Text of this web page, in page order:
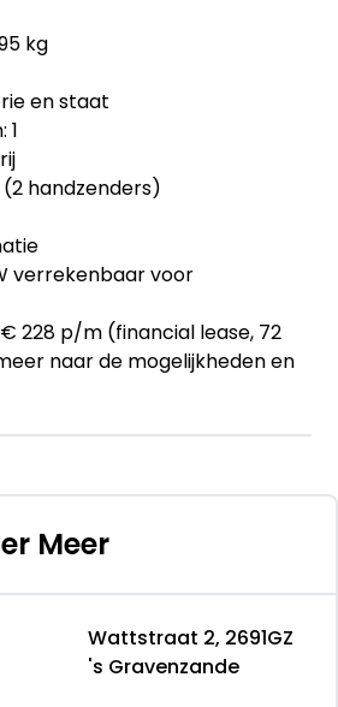
kg
en staat
1
handzenders)
verrekenbaar voor
228 p/m (financial lease, 72
naar de mogelijkheden en
Ja
(zonder meerprijs): De
Minimaal 6 maanden APK,
brandstof, de Bovag 40-
Meer
Wattstraat 2, 2691GZ
's Gravenzande